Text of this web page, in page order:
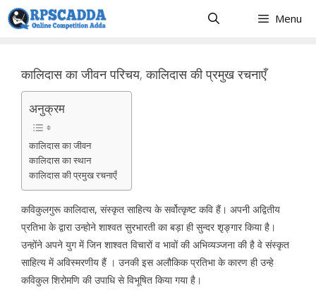
Skip
to
Menu
कालिदास का जीवन परिचय, कालिदास की प्रमुख रचनाएँ
अनुक्रम
कालिदास का जीवन
कालिदास का स्थान
कालिदास की प्रमुख रचनाएँ
कविकुलगुरू कालिदास, संस्कृत साहित्य के सर्वोत्कृष्ट कवि हैं। अपनी अद्वितीय
प्रतिभा के द्वारा उन्होने शाश्वत सुरभारती का बड़ा ही सुन्दर शृङ्गार किया है।
उन्होंने अपने युग में जिन शाश्वत विचारों व भावों की अभिव्यञ्जना की है वे संस्कृत
साहित्य में अविस्मरणीय हैं । उनकी इस अलौकिक प्रतिभा के कारण ही उन्हे
कविकुल शिरोमणि की उपाधि से विभूषित किया गया है।